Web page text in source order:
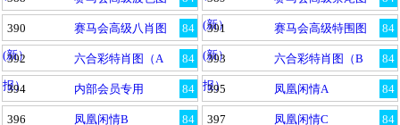
(新）
84
390
赛马会高级八肖图
(新）
84
391
赛马会高级特围图
(新）
84
392
六合彩特肖图（A
报）
84
393
六合彩特肖图（B
报）
84
394 内部会员专用 84
395 凤凰闲情A
84
396 凤凰闲情B 84
397 凤凰闲情C